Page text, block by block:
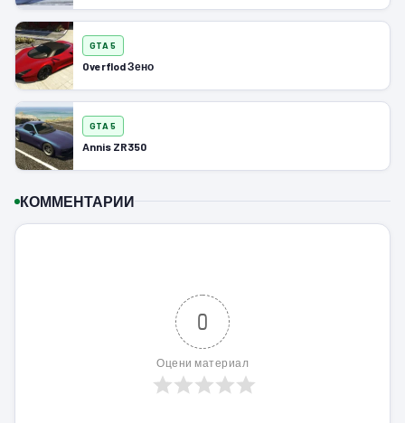
GTA 5
Overflod Зено
GTA 5
Annis ZR350
КОММЕНТАРИИ
0
Оцени материал